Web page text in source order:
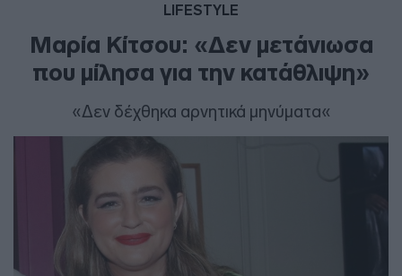
LIFESTYLE
Μαρία Κίτσου: «Δεν μετάνιωσα
που μίλησα για την κατάθλιψη»
«Δεν δέχθηκα αρνητικά μηνύματα«